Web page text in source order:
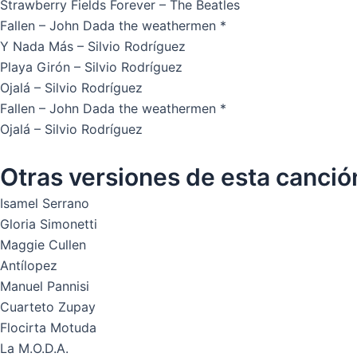
Strawberry Fields Forever – The Beatles
Fallen – John Dada the weathermen *
Y Nada Más – Silvio Rodríguez
Playa Girón – Silvio Rodríguez
Ojalá – Silvio Rodríguez
Fallen – John Dada the weathermen *
Ojalá – Silvio Rodríguez
Otras versiones de esta
Isamel Serrano
Gloria Simonetti
Maggie Cullen
Antílopez
Manuel Pannisi
Cuarteto Zupay
Flocirta Motuda
La M.O.D.A.